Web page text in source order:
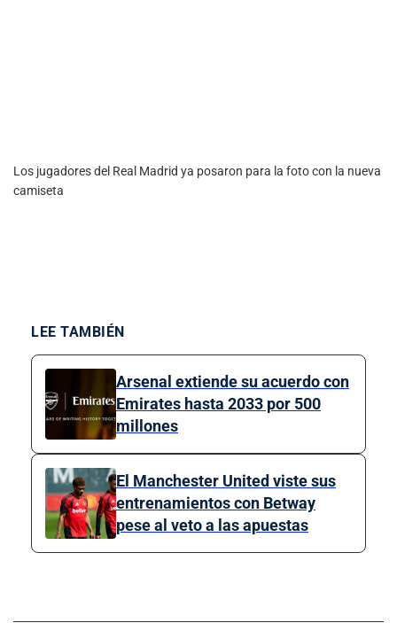
Los jugadores del Real Madrid ya posaron para la foto con la nueva
camiseta
LEE TAMBIÉN
Arsenal extiende su acuerdo con
Emirates hasta 2033 por 500
millones
El Manchester United viste sus
entrenamientos con Betway
pese al veto a las apuestas